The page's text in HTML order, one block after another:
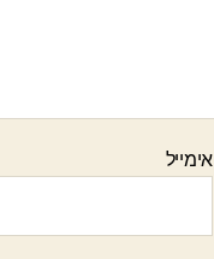
אימייל